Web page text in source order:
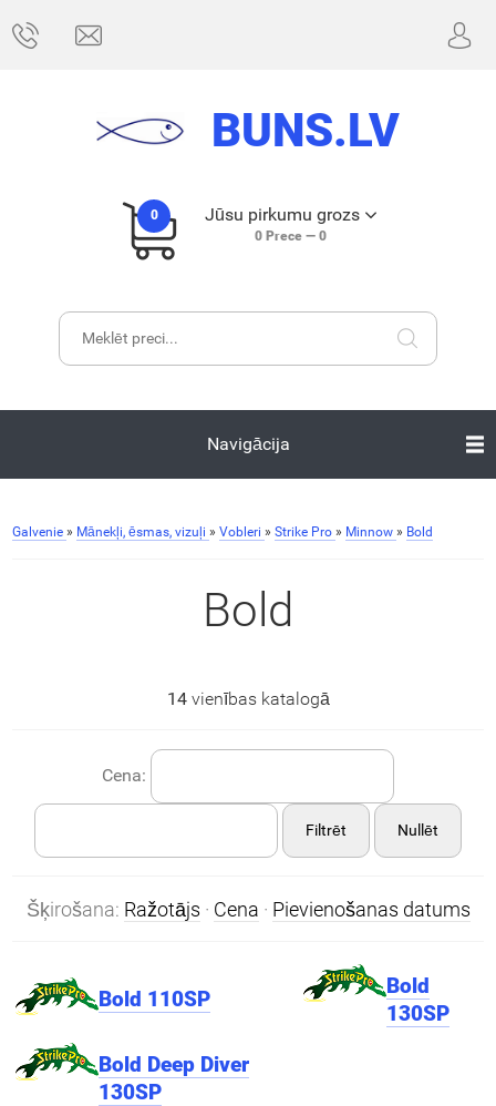
BUNS.LV
0 Jūsu pirkumu grozs
0Prece — 0
Navigācija
Galvenie » Mānekļi, ēsmas, vizuļi » Vobleri » Strike Pro » Minnow » Bold
Bold
14vienības katalogā
Cena:
Filtrēt Nullēt
Šķirošana: Ražotājs · Cena · Pievienošanas datums
Bold 110SP
Bold
130SP
Bold Deep Diver
130SP